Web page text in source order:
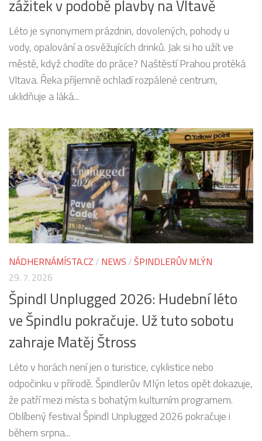
zážitek v podobě plavby na Vltavě
Léto je synonymem prázdnin, dovolených, pohody u
vody, opalování a osvěžujících drinků. Jak si ho užít ve
městě, když chodíte do práce? Naštěstí Prahou protéká
Vltava. Řeka příjemně ochladí rozpálené centrum,
uklidňuje a láká...
NÁDHERNÁMÍSTA.CZ / NEWS /ŠPINDLERŮV MLÝN
29. 7. 2026
Špindl Unplugged 2026: Hudební léto
ve Špindlu pokračuje. Už tuto sobotu
zahraje Matěj Štross
Léto v horách není jen o turistice, cyklistice nebo
odpočinku v přírodě. Špindlerův Mlýn letos opět dokazuje,
že patří mezi místa s bohatým kulturním programem.
Oblíbený festival Špindl Unplugged 2026 pokračuje i
během srpna...